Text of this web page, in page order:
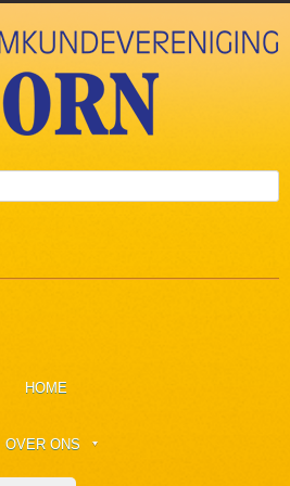
HOME
OVER ONS